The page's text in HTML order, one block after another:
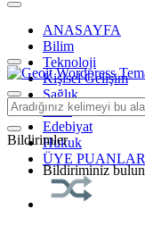
ANASAYFA
Bilim
Teknoloji
Kişisel Gelişim
Sağlık
Tarih
Edebiyat
Hukuk
ÜYE
Bildirimler
Bildiriminiz